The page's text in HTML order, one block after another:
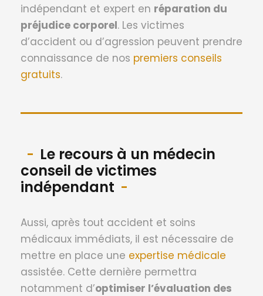
indépendant et expert en réparation du
préjudice corporel. Les victimes
d’accident ou d’agression peuvent prendre
connaissance de nos premiers conseils
gratuits.
Le recours à un médecin
conseil de victimes
indépendant
Aussi, après tout accident et soins
médicaux immédiats, il est nécessaire de
mettre en place une expertise médicale
assistée. Cette dernière permettra
notamment d’optimiser l’évaluation des